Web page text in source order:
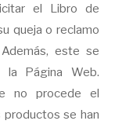
el Libro de
queja o reclamo
este se
Página Web.
no procede el
se han